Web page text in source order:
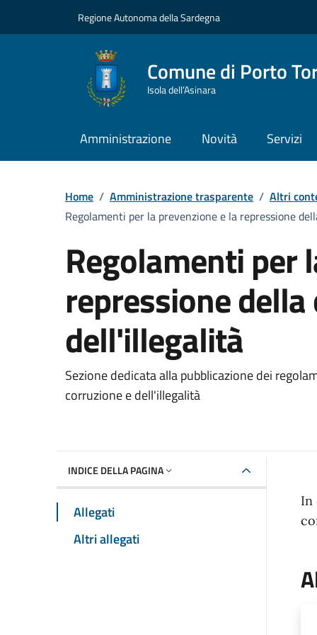
Regione Autonoma della Sardegna
Comune di Porto
Isola dell’Asinara
Amministrazione Novità Servizi
Home / Amministrazione trasparente / Altri
Regolamenti per la prevenzione e la repressione
Regolamenti per
repressione
dell'illegalità
Dettaglio Amministrazione Trasparente
Sezione dedicata alla pubblicazione dei
corruzione e dell'illegalità
INDICE DELLA PAGINA
Allegati
Altri allegati
In